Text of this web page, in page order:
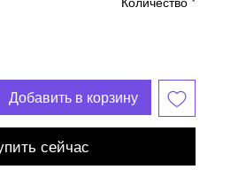
Добавить в корзину
сейчас